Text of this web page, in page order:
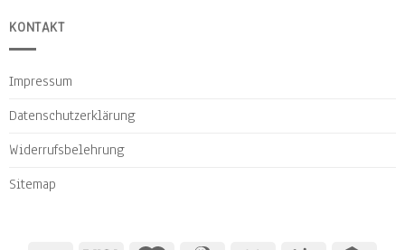
KONTAKT
Impressum
Datenschutzerklärung
Widerrufsbelehrung
Sitemap